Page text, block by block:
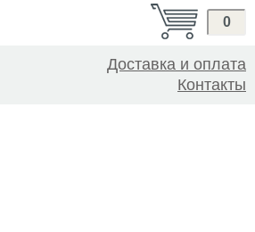
0
Доставка и оплата
Контакты